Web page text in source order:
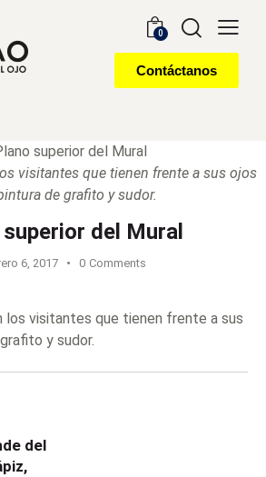
0
Contáctanos
visitantes que tienen frente a sus ojos
de grafito y sudor.
del Mural
6, 2017 0 Comments
los visitantes que tienen frente a sus
y sudor.
del